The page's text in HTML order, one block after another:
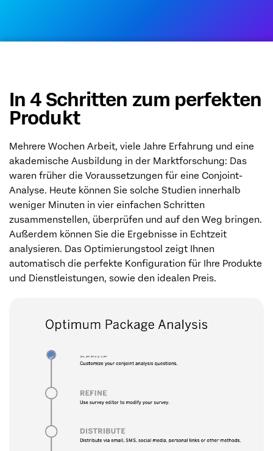
In 4 Schritten zum perfekten
Produkt
Mehrere Wochen Arbeit, viele Jahre Erfahrung und eine
akademische Ausbildung in der Marktforschung: Das
waren früher die Voraussetzungen für eine Conjoint-
Analyse. Heute können Sie solche Studien innerhalb
weniger Minuten in vier einfachen Schritten
zusammenstellen, überprüfen und auf den Weg bringen.
Außerdem können Sie die Ergebnisse in Echtzeit
analysieren. Das Optimierungstool zeigt Ihnen
automatisch die perfekte Konfiguration für Ihre Produkte
und Dienstleistungen, sowie den idealen Preis.